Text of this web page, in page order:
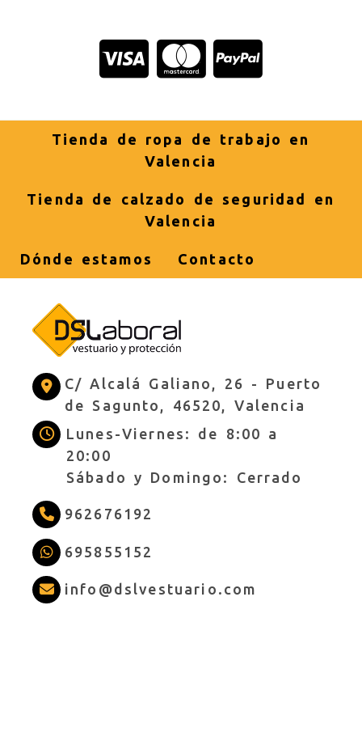
Tienda de ropa de trabajo en
Valencia
Tienda de calzado de seguridad en
Valencia
Dónde estamos Contacto
C/ Alcalá Galiano, 26 - Puerto
de Sagunto, 46520, Valencia
Lunes-Viernes: de 8:00 a
20:00
Sábado y Domingo: Cerrado
962676192
695855152
info dslvestuario.com